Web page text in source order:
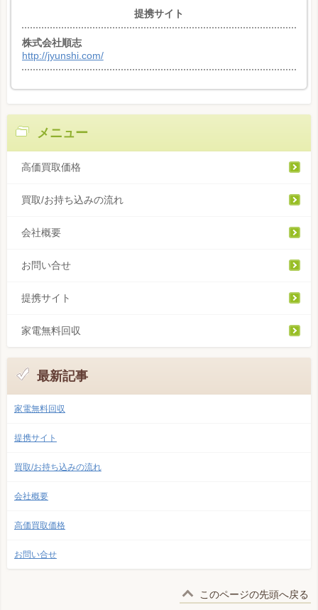
このページの先頭へ戻る
提携サイト
株式会社順志
http://jyunshi.com/
メニュー
高価買取価格
買取/お持ち込みの流れ
会社概要
お問い合せ
提携サイト
家電無料回収
最新記事
家電無料回収
提携サイト
買取/お持ち込みの流れ
会社概要
高価買取価格
お問い合せ